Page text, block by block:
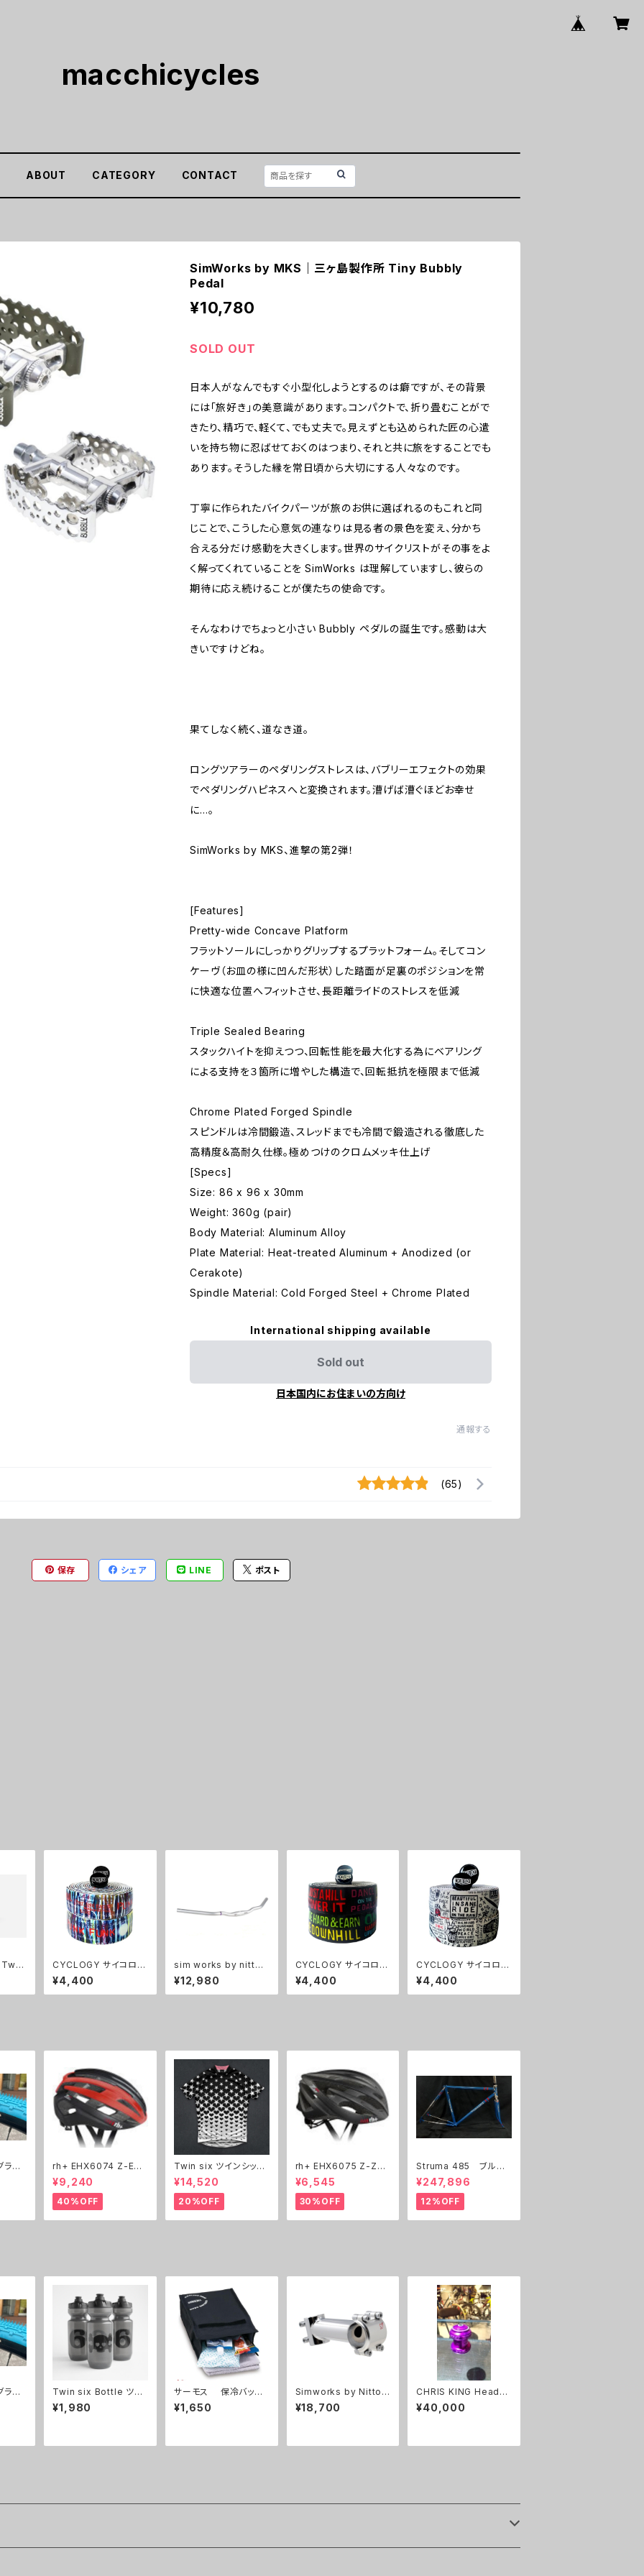
macchicycles
ABOUT CATEGORY CONTACT
SimWorks by MKS｜三ヶ島製作所 Tiny Bubbly
Pedal
¥10,780
SOLD OUT
日本人がなんでもすぐ小型化しようとするのは癖ですが、その背景
には「旅好き」の美意識があります。コンパクトで、折り畳むことがで
きたり、精巧で、軽くて、でも丈夫で。見えずとも込められた匠の心遣
いを持ち物に忍ばせておくのはつまり、それと共に旅をすることでも
あります。そうした縁を常日頃から大切にする人々なのです。
丁寧に作られたバイクパーツが旅のお供に選ばれるのもこれと同
じことで、こうした心意気の連なりは見る者の景色を変え、分かち
合える分だけ感動を大きくします。世界のサイクリストがその事をよ
く解ってくれていることを SimWorks は理解していますし、彼らの
期待に応え続けることが僕たちの使命です。
そんなわけでちょっと小さい Bubbly ペダルの誕生です。感動は大
きいですけどね。
果てしなく続く、道なき道。
ロングツアラーのペダリングストレスは、バブリーエフェクトの効果
でペダリングハピネスへと変換されます。漕げば漕ぐほどお幸せ
に…。
SimWorks by MKS、進撃の第2弾！
[Features]
Pretty-wide Concave Platform
フラットソールにしっかりグリップするプラットフォーム。そしてコン
ケーヴ（お皿の様に凹んだ形状）した踏面が足裏のポジションを常
に快適な位置へフィットさせ、長距離ライドのストレスを低減
Triple Sealed Bearing
スタックハイトを抑えつつ、回転性能を最大化する為にベアリング
による支持を３箇所に増やした構造で、回転抵抗を極限まで低減
Chrome Plated Forged Spindle
スピンドルは冷間鍛造、スレッドまでも冷間で鍛造される徹底した
高精度＆高耐久仕様。極めつけのクロムメッキ仕上げ
[Specs]
Size: 86 x 96 x 30mm
Weight: 360g (pair)
Body Material: Aluminum Alloy
Plate Material: Heat-treated Aluminum + Anodized (or
Cerakote)
Spindle Material: Cold Forged Steel + Chrome Plated
International shipping available
Sold out
日本国内にお住まいの方向け
通報する
(65)
保存 シェア LINE ポスト
Twis
CYCLOGY サイコロジ
ー バーテープ Motow
n Handlebar Tape
¥4,400
sim works by nitto
Fun 3 Bar
¥12,980
CYCLOGY サイコロジ
ー バーテープ HILL C
YCOLOGY HANDLE
BAR TAPE
¥4,400
CYCLOGY サイコロジ
ー バーテープ GRAFFI
TI WHITE HANDLEB
AR TAPE
¥4,400
ベ
rh+ EHX6074 Z-Eps
ilon ヘルメット
¥9,240
40%OFF
Twin six ツインシック
ス ジャージ The BK
B
¥14,520
20%OFF
rh+ EHX6075 Z-Zer
o ヘルメット
¥6,545
30%OFF
Struma 485 ブルー/
メッキ レッドライン
展示フレーム
¥247,896
12%OFF
ベ
Twin six Bottle ツイ
ンシックス ボトル
¥1,980
サーモス 保冷バッグ
インバッグ/REY-0031
¥1,650
Simworks by Nitto
Rhonda stem 日
東 ステム
¥18,700
CHRIS KING Headse
t No Thread Set 1
各色
¥40,000